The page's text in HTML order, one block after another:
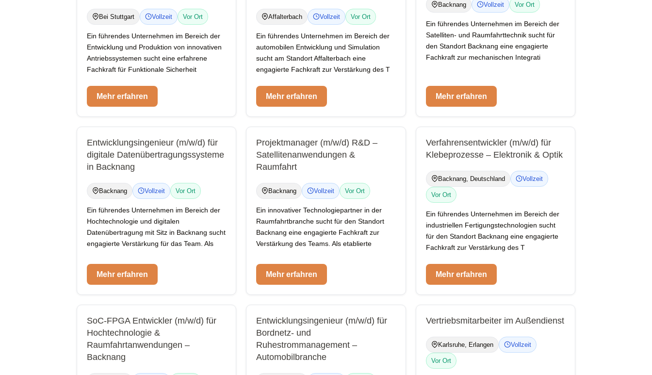
Bei Stuttgart Vollzeit Vor Ort
Ein führendes Unternehmen im Bereich der
Entwicklung und Produktion von innovativen
Antriebssystemen sucht eine erfahrene
Fachkraft für Funktionale Sicherheit
Mehr erfahren
Affalterbach Vollzeit Vor Ort
Ein führendes Unternehmen im Bereich der
automobilen Entwicklung und Simulation
sucht am Standort Affalterbach eine
engagierte Fachkraft zur Verstärkung des T
Mehr erfahren
Backnang Vollzeit Vor Ort
Ein führendes Unternehmen im Bereich der
Satelliten- und Raumfahrttechnik sucht für
den Standort Backnang eine engagierte
Fachkraft zur mechanischen Integrati
Mehr erfahren
Entwicklungsingenieur (m/w/d) für
digitale Datenübertragungssysteme
in Backnang
Backnang Vollzeit Vor Ort
Ein führendes Unternehmen im Bereich der
Hochtechnologie und digitalen
Datenübertragung mit Sitz in Backnang sucht
engagierte Verstärkung für das Team. Als
Mehr erfahren
Projektmanager (m/w/d) R&D –
Satellitenanwendungen &
Raumfahrt
Backnang Vollzeit Vor Ort
Ein innovativer Technologiepartner in der
Raumfahrtbranche sucht für den Standort
Backnang eine engagierte Fachkraft zur
Verstärkung des Teams. Als etablierte
Mehr erfahren
Verfahrensentwickler (m/w/d) für
Klebeprozesse – Elektronik & Optik
Backnang, Deutschland Vollzeit
Vor Ort
Ein führendes Unternehmen im Bereich der
industriellen Fertigungstechnologien sucht
für den Standort Backnang eine engagierte
Fachkraft zur Verstärkung des T
Mehr erfahren
SoC-FPGA Entwickler (m/w/d) für
Hochtechnologie &
Raumfahrtanwendungen –
Backnang
Entwicklungsingenieur (m/w/d) für
Bordnetz- und
Ruhestrommanagement –
Automobilbranche
Vertriebsmitarbeiter im Außendienst
Karlsruhe, Erlangen Vollzeit
Vor Ort